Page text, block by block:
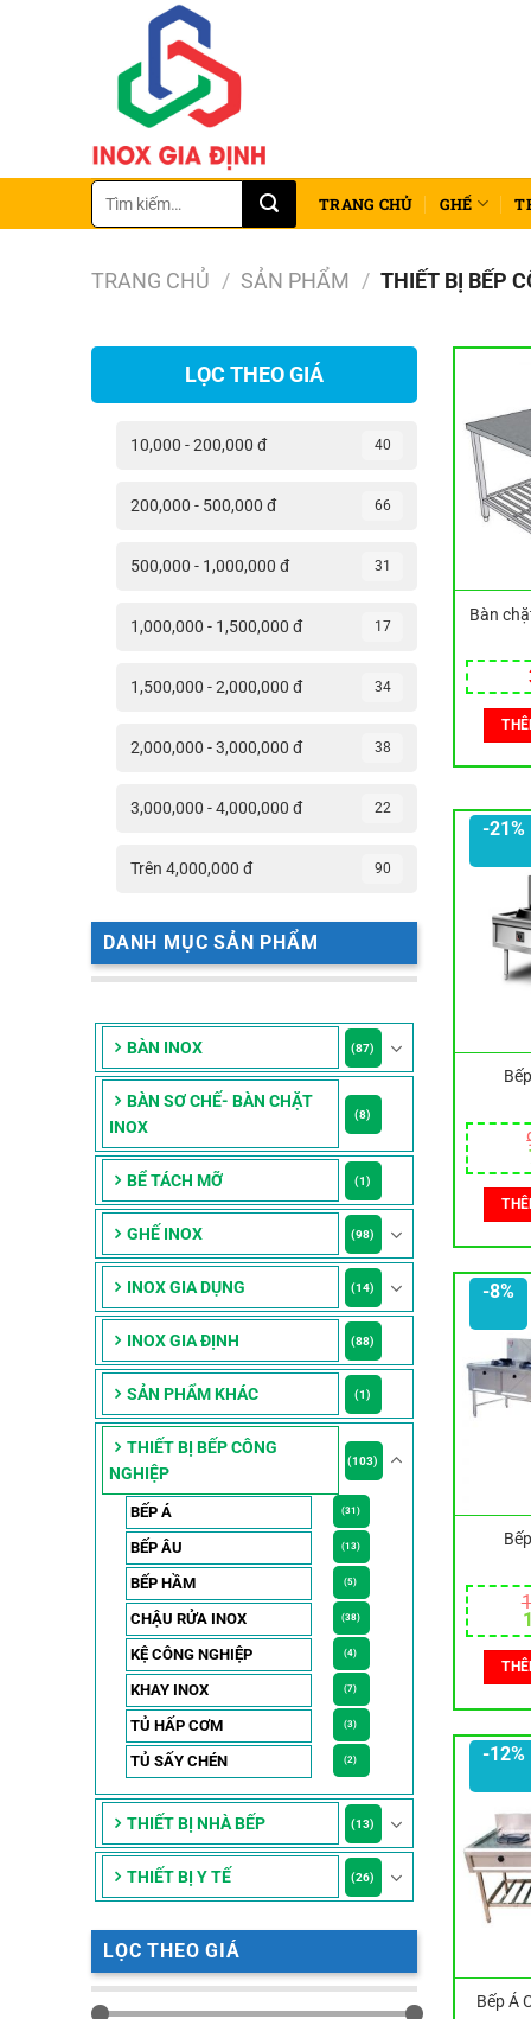
Tìm
kiếm:
TRANG CHỦ GHẾ
TRANG CHỦ / SẢN PHẨM / THIẾT BỊ BẾP
LỌC THEO GIÁ
10,000 - 200,000 đ 40
200,000 - 500,000 đ 66
500,000 - 1,000,000 đ 31
1,000,000 - 1,500,000 đ 17
1,500,000 - 2,000,000 đ 34
2,000,000 - 3,000,000 đ 38
3,000,000 - 4,000,000 đ 22
Trên 4,000,000 đ 90
DANH MỤC SẢN PHẨM
BÀN INOX (87)
BÀN SƠ CHẾ- BÀN CHẶT
INOX
(8)
BỂ TÁCH MỠ (1)
GHẾ INOX (98)
INOX GIA DỤNG (14)
INOX GIA ĐỊNH (88)
SẢN PHẨM KHÁC (1)
THIẾT BỊ BẾP CÔNG
NGHIỆP
(103)
BẾP Á (31)
BẾP ÂU (13)
BẾP HẦM (5)
CHẬU RỬA INOX (38)
KỆ CÔNG NGHIỆP (4)
KHAY INOX (7)
TỦ HẤP CƠM (3)
TỦ SẤY CHÉN (2)
THIẾT BỊ NHÀ BẾP (13)
THIẾT BỊ Y TẾ (26)
LỌC THEO GIÁ
Bàn
-21%
-8%
-12%
Bếp Á